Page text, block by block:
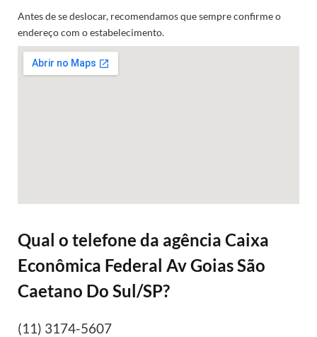
Antes de se deslocar, recomendamos que sempre confirme o
endereço com o estabelecimento.
Qual o telefone da agência Caixa
Econômica Federal Av Goias São
Caetano Do Sul/SP?
(11) 3174-5607